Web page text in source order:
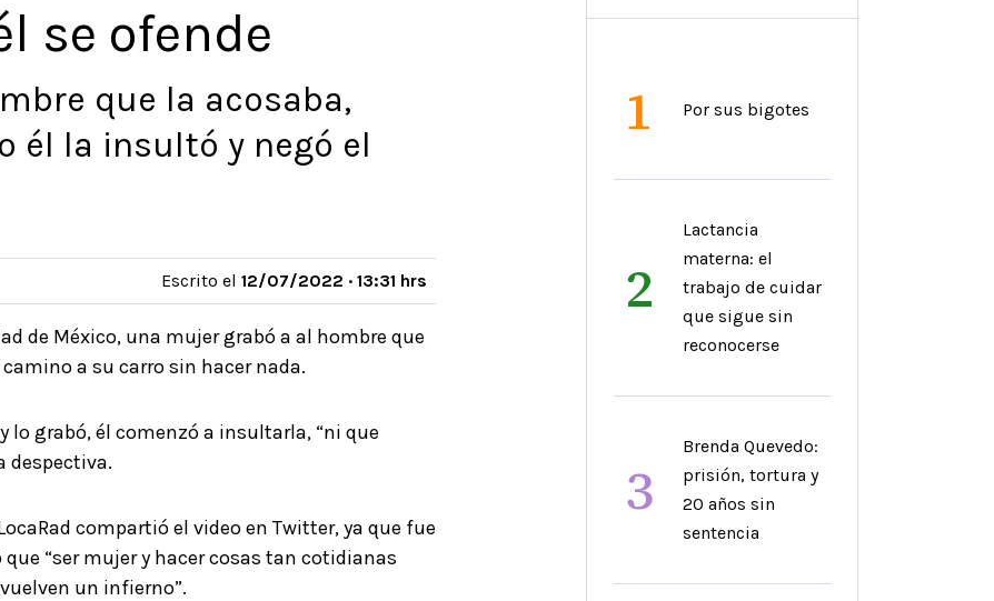
se ofende
que la acosaba,
él la insultó y negó el
Escrito el 12/07/2022 · 13:31 hrs
de México, una mujer grabó a al hombre que
a su carro sin hacer nada.
lo grabó, él comenzó a insultarla, “ni que
despectiva.
compartió el video en Twitter, ya que fue
“ser mujer y hacer cosas tan cotidianas
un infierno”.
1 Por sus bigotes
2
Lactancia
materna: el
trabajo de cuidar
que sigue sin
reconocerse
3
Brenda Quevedo:
prisión, tortura y
20 años sin
sentencia